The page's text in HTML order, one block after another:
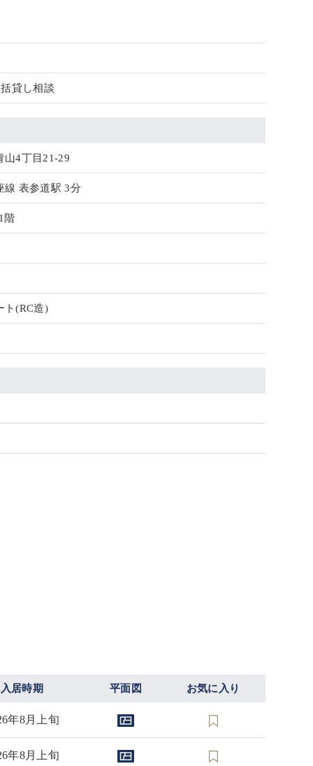
貸し相談
山4丁目21-29
線 表参道駅 3分
階
ト(RC造)
入居時期 平面図 お気に入り
年8月上旬
年8月上旬